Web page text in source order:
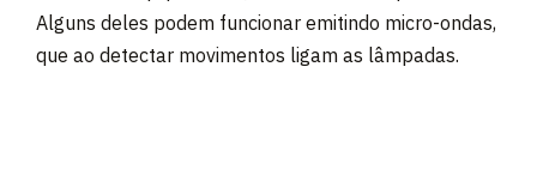
Alguns deles podem funcionar emitindo micro-ondas,
que ao detectar movimentos ligam as lâmpadas.